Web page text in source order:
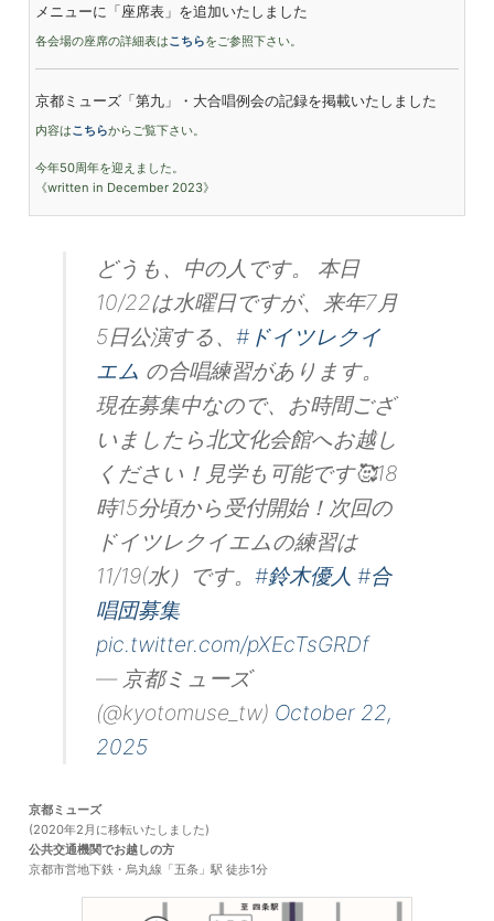
メニューに「座席表」を追加いたしました
各会場の座席の詳細表はこちらをご参照下さい。
京都ミューズ「第九」・大合唱例会の記録を掲載いたしました
内容はこちらからご覧下さい。
今年50周年を迎えました。
《written in December 2023》
この欄の下側に表示されています。
休業日や公演日が記されていますのでご活用下さい。
ツイッター（現Ｘ）をはじめました
この欄の下側に表示されています。
よろしくお願いいたします。
公演スケジュールについて
以下、コロナ禍による公演スケジュール「変更」まとめです。
（開催予定日順。過日を含む）
・4/ 4 → 9/10 → 2021年 4/28 → 2022年 8/27に延期 小山実稚恵ピアノリサ
・5/10 → 2021年 2/28藤田真央ピアノリサイタル
・6/ 6 → 2021年 2/ 3 トルヴェール・クヮルテットwith小柳美奈子
・6/21 → 10/18 桂雀三郎独演会
・7/12 →延期調整 カルミナ・ブラーナ
・8/ 1 → 中止 若手噺家夏の陣Ⅱ
・10/3 → 中止 チェコ･フィルハーモニー弦楽四重奏団
演として同日同時刻に「
ル」を企画
・12/18 → 中止 角田鋼亮指揮/京都市交響楽団 ベートーヴェン「第九」
=2022=
・2/26 → 出演者変更 レミ・ジュニエ → 小井土文哉
どうも、中の人です。 本日
10/22は水曜日ですが、来年7月
5日公演する、#ドイツレクイ
エム の合唱練習があります。
現在募集中なので、お時間ござ
いましたら北文化会館へお越し
ください！見学も可能です🥰18
時15分頃から受付開始！次回の
ドイツレクイエムの練習は
11/19(水）です。#鈴木優人 #合
唱団募集
pic.twitter.com/pXEcTsGRDf
— 京都ミューズ
(@kyotomuse_tw) October 22,
2025
京都ミューズ
(2020年2月に移転いたしました)
公共交通機関でお越しの方
京都市営地下鉄・烏丸線「五条」駅 徒歩1分